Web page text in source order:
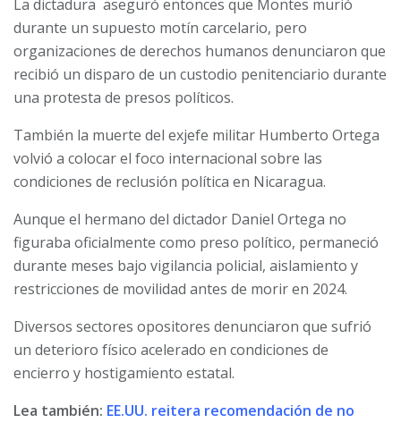
La dictadura aseguró entonces que Montes murió
durante un supuesto motín carcelario, pero
organizaciones de derechos humanos denunciaron que
recibió un disparo de un custodio penitenciario durante
una protesta de presos políticos.
También la muerte del exjefe militar Humberto Ortega
volvió a colocar el foco internacional sobre las
condiciones de reclusión política en Nicaragua.
Aunque el hermano del dictador Daniel Ortega no
figuraba oficialmente como preso político, permaneció
durante meses bajo vigilancia policial, aislamiento y
restricciones de movilidad antes de morir en 2024.
Diversos sectores opositores denunciaron que sufrió
un deterioro físico acelerado en condiciones de
encierro y hostigamiento estatal.
Lea también: EE.UU. reitera recomendación de no